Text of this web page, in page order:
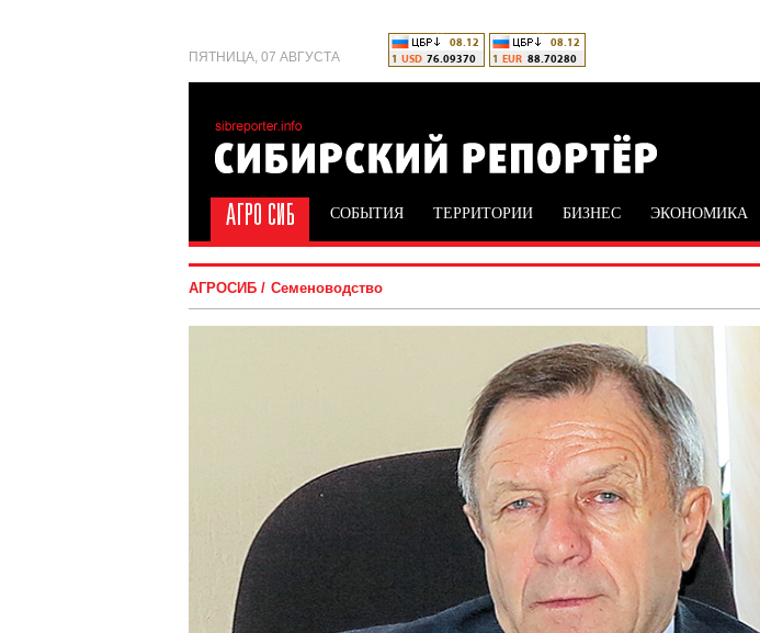
ПЯТНИЦА, 07 АВГУСТА
СОБЫТИЯ ТЕРРИТОРИИ БИЗНЕС ЭКОНОМИКА
АГРОСИБ Семеноводство